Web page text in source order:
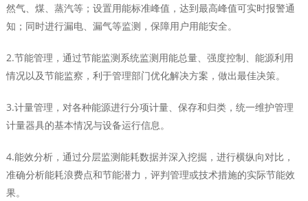
然气、煤、蒸汽等；设置用能标准峰值，达到最高峰值可实时报警通
知；同时进行漏电、漏气等监测，保障用户用能安全。
2.节能管理，通过节能监测系统监测用能总量、强度控制、能源利用
情况以及节能监察，利于管理部门优化解决方案，做出最佳决策。
3.计量管理，对各种能源进行分项计量、保存和归类，统一维护管理
计量器具的基本情况与设备运行信息。
4.能效分析，通过分层监测能耗数据并深入挖掘，进行横纵向对比，
准确分析能耗浪费点和节能潜力，评判管理或技术措施的实际节能效
果。